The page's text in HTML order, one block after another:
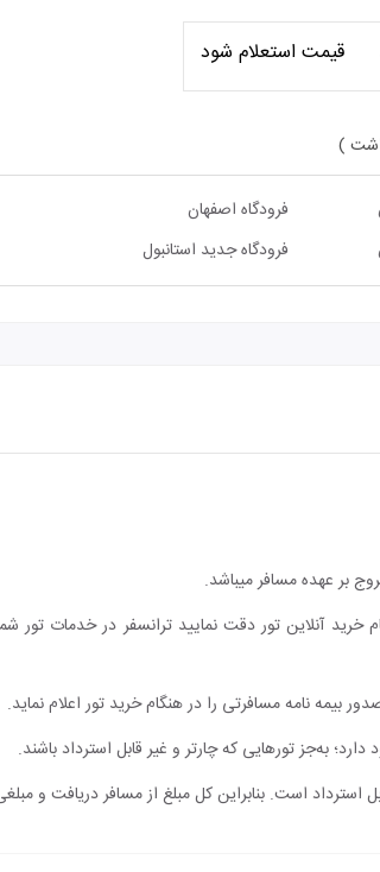
قیمت استعلام شود
)
فرودگاه اصفهان
فرودگاه جدید استانبول
بر عهده مسافر میباشد.
آنلاین تور دقت نمایید ترانسفر در خدمات تور
بیمه نامه مسافرتی را در هنگام خرید تور اعلام نماید.
به‌جز تورهایی که چارتر و غیر قابل استرداد باشند.
استرداد است. بنابراین کل مبلغ از مسافر دریافت و